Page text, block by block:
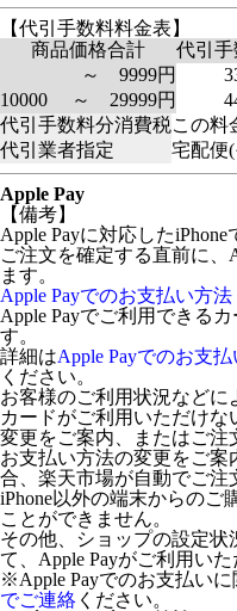
【代引手数料料金表】
商品価格合計
代引
～ 9999円
10000 ～ 29999円
代引手数料分消費税この料
代引業者指定
宅配便
Apple Pay
【備考】
Apple Payに対応した
ご注文を確定する直前に、
ます。
Apple Payでのお支払い方法
Apple Payでご利用できる
す。
詳細はApple Payでのお支
ください。
お客様のご利用状況などに
カードがご利用いただけ
変更をご案内、またはご注
お支払い方法の変更をご
合、楽天市場が自動でご注
iPhone以外の端末からのご
ことができません。
その他、ショップの設定状
て、Apple Payがご利用い
※Apple Payでのお支払い
でご連絡 ください。